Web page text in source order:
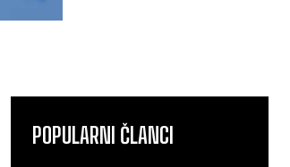
POPULARNI ČLANCI